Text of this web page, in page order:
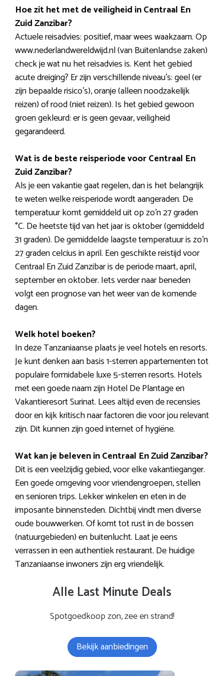
Hoe zit het met de veiligheid in Centraal En
Zuid Zanzibar?
Actuele reisadvies: positief, maar wees waakzaam. Op
www.nederlandwereldwijd.nl (van Buitenlandse zaken)
check je wat nu het reisadvies is. Kent het gebied
acute dreiging? Er zijn verschillende niveau’s: geel (er
zijn bepaalde risico’s), oranje (alleen noodzakelijk
reizen) of rood (niet reizen). Is het gebied gewoon
groen gekleurd: er is geen gevaar, veiligheid
gegarandeerd.
Wat is de beste reisperiode voor Centraal En
Zuid Zanzibar?
Als je een vakantie gaat regelen, dan is het belangrijk
te weten welke reisperiode wordt aangeraden. De
temperatuur komt gemiddeld uit op zo’n 27 graden
°C. De heetste tijd van het jaar is oktober (gemiddeld
31 graden). De gemiddelde laagste temperatuur is zo’n
27 graden celcius in april. Een geschikte reistijd voor
Centraal En Zuid Zanzibar is de periode maart, april,
september en oktober. Iets verder naar beneden
volgt een prognose van het weer van de komende
dagen.
Welk hotel boeken?
In deze Tanzaniaanse plaats je veel hotels en resorts.
Je kunt denken aan basis 1-sterren appartementen tot
populaire formidabele luxe 5-sterren resorts. Hotels
met een goede naam zijn Hotel De Plantage en
Vakantieresort Surinat. Lees altijd even de recensies
door en kijk kritisch naar factoren die voor jou relevant
zijn. Dit kunnen zijn goed internet of hygiëne.
Wat kan je beleven in Centraal En Zuid Zanzibar?
Dit is een veelzijdig gebied, voor elke vakantieganger.
Een goede omgeving voor vriendengroepen, stellen
en senioren trips. Lekker winkelen en eten in de
imposante binnensteden. Dichtbij vindt men diverse
oude bouwwerken. Of komt tot rust in de bossen
(natuurgebieden) en buitenlucht. Laat je eens
verrassen in een authentiek restaurant. De huidige
Tanzaniaanse inwoners zijn erg vriendelijk.
Alle Last Minute Deals
Spotgoedkoop zon, zee en strand!
Bekijk aanbiedingen